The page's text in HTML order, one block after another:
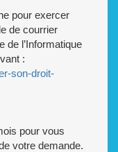
pour exercer
de courrier
de l’Informatique
:
son-droit-
pour vous
votre demande.